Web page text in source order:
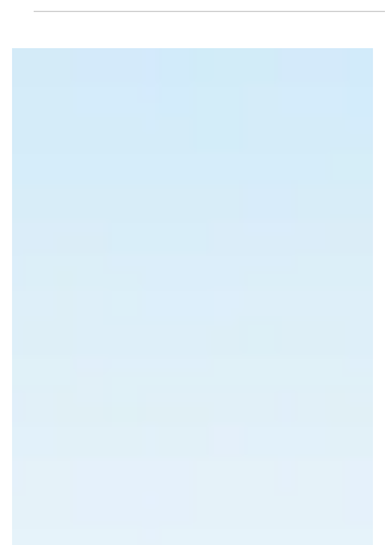
blog....